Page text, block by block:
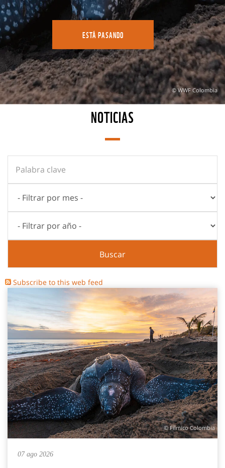
ESTÁ PASANDO
© WWF Colombia
NOTICIAS
Buscar
Subscribe to this web feed
© Fílmico Colombia
07 ago 2026